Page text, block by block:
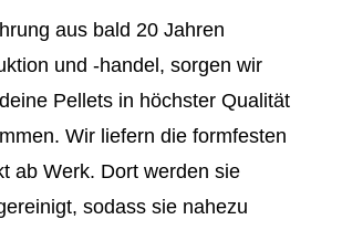
aus bald 20 Jahren
und -handel, sorgen wir
Pellets in höchster Qualität
Wir liefern die formfesten
ab Werk. Dort werden sie
sodass sie nahezu